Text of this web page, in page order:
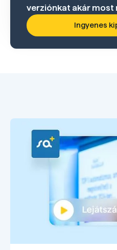
verziónkat akár most
Ingyenes